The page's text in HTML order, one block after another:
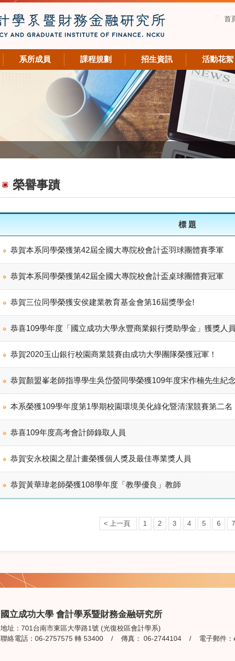
::: 首
系所成員 課程規劃 招生資訊 活動花絮
榮譽事蹟
標 題
恭賀本系同學榮獲第42屆全國大專院校會計盃羽球團體賽季軍
恭賀本系同學榮獲第42屆全國大專院校會計盃桌球團體賽冠軍
恭賀三位同學榮獲安侯建業教育基金會第16屆獎學金!
恭喜109學年度「國立成功大學永豐商業銀行獎助學金」獲獎人員
恭賀2020玉山銀行校園商業競賽由成功大學團隊榮獲冠軍！
恭賀顏盟峯老師指導學生吳岱螢同學榮獲109年度宋作楠先生紀
本系榮獲109學年度第1學期校園環境美化綠化暨清潔競賽第二名
恭喜109年度高考會計師錄取人員
恭賀安永校園之星計畫榮獲個人獎及最佳專業獎人員
恭賀黃華瑋老師榮獲108學年度「教學優良」教師
< 上一頁 1 2 3 4 5 6 7
國立成功大學 會計學系暨財務金融研究所
地址：701台南市東區大學路1號 (光復校區會計學系)
聯絡電話：06-2757575 轉 53400 / 傳真： 06-2744104 / 電子郵件：